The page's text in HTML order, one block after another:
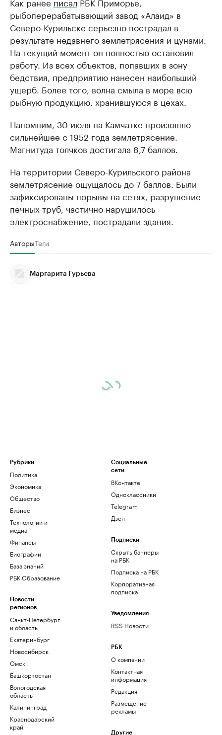
рыбоперерабатывающий завод «Алаид» в
Северо-Курильске серьезно пострадал в
результате недавнего землетрясения и цунами.
На текущий момент он полностью остановил
работу. Из всех объектов, попавших в зону
бедствия, предприятию нанесен наибольший
ущерб. Более того, волна смыла в море всю
рыбную продукцию, хранившуюся в цехах.
Напомним, 30 июля на Камчатке произошло
сильнейшее с 1952 года землетрясение.
Магнитуда толчков достигала 8,7 баллов.
На территории Северо-Курильского района
землетрясение ощущалось до 7 баллов. Были
зафиксированы порывы на сетях, разрушение
печных труб, частично нарушилось
электроснабжение, пострадали здания.
АвторыТеги
Маргарита Гурьева
Рубрики
Политика
Экономика
Общество
Бизнес
Технологии и
медиа
Финансы
Биографии
База знаний
РБК Образование
Новости
регионов
Санкт-Петербург
и область
Екатеринбург
Новосибирск
Омск
Башкортостан
Вологодская
область
Калининград
Краснодарский
край
Социальные
сети
ВКонтакте
Одноклассники
Telegram
Дзен
Подписки
Скрыть баннеры
на РБК
Подписка на РБК
Корпоративная
подписка
Уведомления
RSS Новости
РБК
О компании
Контактная
информация
Редакция
Размещение
рекламы
Другие